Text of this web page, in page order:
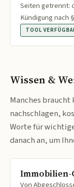
Seiten getrennt:
Kündigung nach
TOOL
Wissen &
Manches braucht
nachschlagen,
Worte für
danach an, um
Immobilien-